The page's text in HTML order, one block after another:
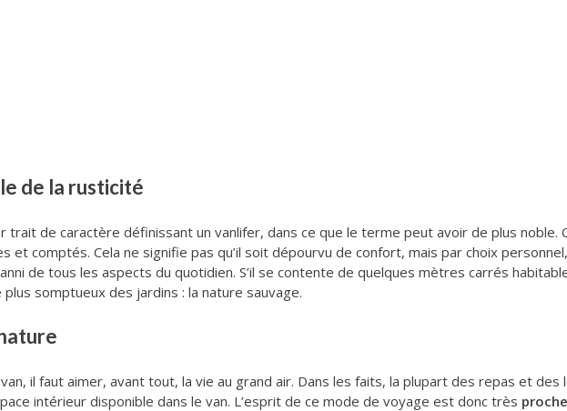
de la rusticité
trait de caractère définissant un vanlifer, dans ce que le terme peut avoir de plus noble.
et comptés. Cela ne signifie pas qu’il soit dépourvu de confort, mais par choix
de tous les aspects du quotidien. S’il se contente de quelques mètres carrés
somptueux des jardins : la nature sauvage.
il faut aimer, avant tout, la vie au grand air. Dans les faits, la plupart des repas et
intérieur disponible dans le van. L’esprit de ce mode de voyage est donc très